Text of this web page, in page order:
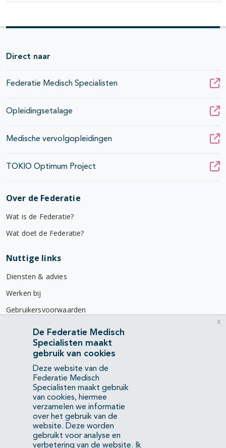
Direct naar
Federatie Medisch Specialisten
Opleidingsetalage
Medische vervolgopleidingen
TOKIO Optimum Project
Over de Federatie
Wat is de Federatie?
Wat doet de Federatie?
Nuttige links
Diensten & advies
Werken bij
Gebruikersvoorwaarden
Privacyverklaring
Contact
Mercatorlaan 1200
3528 BL Utrecht
(088) 505 34 34
info@richtlijnendatabase.nl
YouTubeLinkedIn
De Federatie Medisch
Specialisten maakt
gebruik van cookies
Deze website van de
Federatie Medisch
Specialisten maakt gebruik
van cookies, hiermee
verzamelen we informatie
over het gebruik van de
website. Deze worden
gebruikt voor analyse en
verbetering van de website.
Ik
x